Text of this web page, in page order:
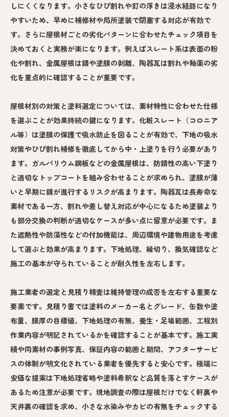
しにくくなります。小さなひび割れや釘の浮きは浸水経路になり
やすいため、早めに補修材や局所塗装で閉塞する対応が有効で
す。さらに屋根材ごとの劣化パターンに合わせたチェック項目を
決めておくと実務が楽になります。例えばスレート系は表面の粉
化や割れ、金属屋根は錆や塗膜の剥離、陶器瓦は割れや釉薬の劣
化を重点的に確認することが重要です。
屋根材別の対策と塗料選定については、素材特性に合わせた仕様
を選ぶことが効果持続の鍵になります。化粧スレート（コロニア
ル等）は塗膜の保護で吸水防止を図ることが有効で、下地の吸水
対策やひび割れ補修を徹底してから中・上塗りを行う必要があり
ます。ガルバリウム鋼板などの金属屋根は、防錆性の高い下塗り
と適切なトップコートを組み合わせることが求められ、塗膜が薄
いと早期に錆が進行するリスクが高まります。陶器瓦は長寿命な
素材である一方、割れや差し替え対応が中心になるため塗装より
も部分交換の判断が適切なケースが多い点に留意が必要です。ま
た遮熱性や防藻性などの付加機能は、周辺環境や建物用途を考慮
して選ぶと効果が高まります。下地処理、縁切り、換気確認など
施工の基本が守られていることが耐久性を左右します。
施工業者の選定と見積り精査は維持管理の成否を左右する重要な
要素です。見積り書では塗料のメーカー名とグレード、缶数や塗
布量、膜厚の目標値、下地処理の有無、養生・足場範囲、工程別
作業内容が明記されているかを確認することが基本です。施工実
績や同素材の事例写真、保証内容の範囲と期間、アフターサービ
スの体制が明文化されている業者を優先すると安心です。極端に
安価な提案は下地処理省略や塗料希釈など品質を落とすケースが
あるため注意が必要です。現地調査の際は屋根だけでなく軒裏や
天井裏の確認を求め、小さな水染みやカビの有無をチェックする